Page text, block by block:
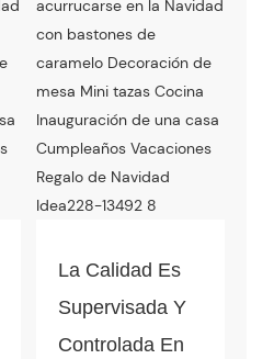
La Calidad Es
Supervisada Y
Controlada En